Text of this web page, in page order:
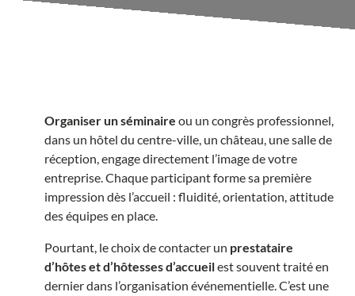
Organiser un séminaire ou un congrès professionnel,
dans un hôtel du centre-ville, un château, une salle de
réception, engage directement l’image de votre
entreprise. Chaque participant forme sa première
impression dès l’accueil : fluidité, orientation, attitude
des équipes en place.
Pourtant, le choix de contacter un prestataire
d’hôtes et d’hôtesses d’accueilest souvent traité en
dernier dans l’organisation événementielle. C’est une